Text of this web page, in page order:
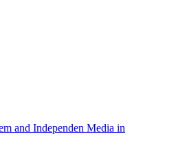
and Independen Media in